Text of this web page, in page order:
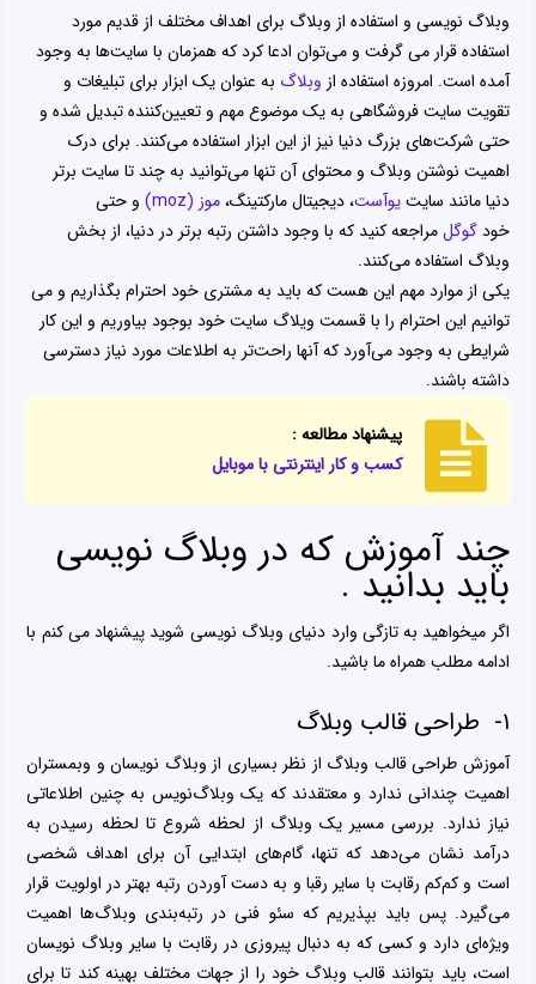
وبلاگ نویسی و استفاده از وبلاگ برای اهداف مختلف از قدیم مورد
استفاده قرار می گرفت و می‌توان ادعا کرد که همزمان با سایت‌ها به وجود
آمده است. امروزه استفاده از وبلاگ به عنوان یک ابزار برای تبلیغات و
تقویت سایت فروشگاهی به یک موضوع مهم و تعیین‌کننده تبدیل شده و
حتی شرکت‌های بزرگ دنیا نیز از این ابزار استفاده می‌کنند. برای درک
اهمیت نوشتن وبلاگ و محتوای آن تنها می‌توانید به چند تا سایت برتر
دنیا مانند سایتیوآست، دیجیتال مارکتینگ،موز (moz
) و حتی
خودگوگلمراجعه کنید که با وجود داشتن رتبه برتر در دنیا، از بخش
وبلاگ استفاده می‌کنند.
یکی از موارد مهم این هست که باید به مشتری خود احترام بگذاریم و می
توانیم این احترام را با قسمت ویلاگ سایت خود بوجود بیاوریم و این کار
شرایطی به وجود می‌آورد که آنها راحت‌تر به اطلاعات مورد نیاز دسترسی
داشته باشند.
پیشنهاد مطالعه :
کسب و کار اینترنتی با موبایل
چند آموزش که در وبلاگ نویسی
باید بدانید .
اگر میخواهید به تازگی وارد دنیای وبلاگ نویسی شوید پیشنهاد می کنم با
ادامه مطلب همراه ما باشید.
۱- طراحی قالب وبلاگ
آموزش طراحی قالب وبلاگ از نظر بسیاری از وبلاگ نویسان و وبمستران
اهمیت چندانی ندارد و معتقدند که یک وبلاگ‌نویس به چنین اطلاعاتی
نیاز ندارد. بررسی مسیر یک وبلاگ از لحظه شروع تا لحظه رسیدن به
درآمد نشان می‌دهد که تنها، گام‌های ابتدایی آن برای اهداف شخصی
است و کم‌کم رقابت با سایر رقبا و به دست آوردن رتبه بهتر در اولویت قرار
می‌گیرد. پس باید بپذیریم که سئو فنی در رتبه‌بندی وبلاگ‌ها اهمیت
ویژه‌ای دارد و کسی که به دنبال پیروزی در رقابت با سایر وبلاگ نویسان
است، باید بتوانند قالب وبلاگ خود را از جهات مختلف بهینه کند تا برای